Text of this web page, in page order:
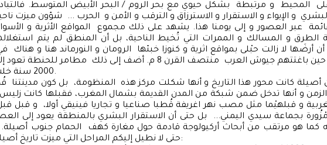
المحيط و مرتبطة بشكل حيوي مع بحر الروم / البحر الأبيض المتوسط.
و الإيواء و الاستقرار و الاسترزاق و الترقب و الأمن و الحرب ... شؤون ميزت
عبر العصور و إلى يومنا هذا. يشهد على ذلك مجموع المواقع الأثرية و
الطرق و المسالك و الممرات التي تُخيط الناحية، بل أن المنطق لم يتم
أن أرضَها لا زالت حبْلى بمواقع اثرية و كنوزا خبئها الرومان و النورماند هنا و هناك
عُجالة من أمرهم حين باغتتهم جيوش العرب منتصف القرن 8 م. أضف إلى ذلك مطامر للحنطة
2000 سنة خلت.
كانت محور هذا التاريخ و أنها شكلت مركز هذه المنظومة، بل كون مدينتنا
و أنها تدخل ضمن شبكة من المدن القديمة بشمال المغرب، فقبلها كانت
و قبلهيْما مثل مصب نهر اغريفة قُطبا صناعيا و تجاريا فينيقي أولا، و قبل
بجماعة سيدي اليمني... بل حتى أن الاستقرار البشري بالمنطقة يعود إلى
كما هو مرتقب من أبحاث أركيولوجة قادمة حول مغارة كهف الحمام جنوب أصيلة.
حتى لا نطيل إليكم المراحل التي ميزت تاريخ أصيلة: